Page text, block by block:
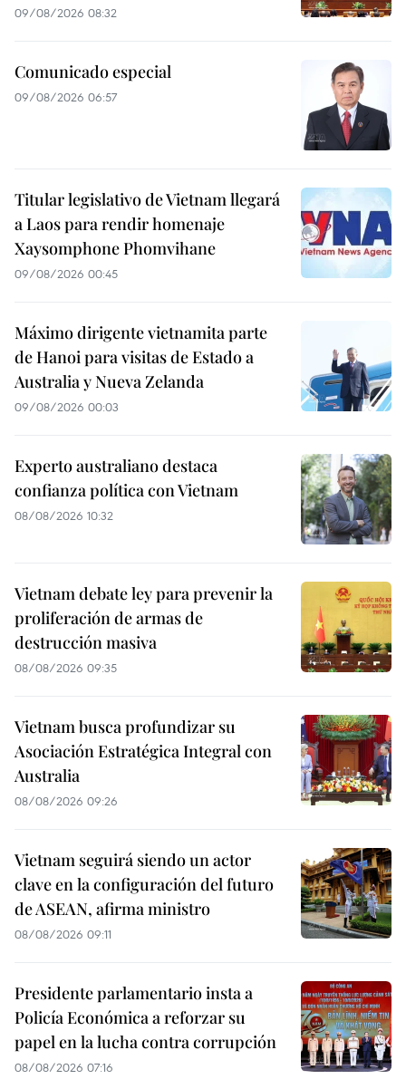
09/08/2026 08:32
Comunicado especial
09/08/2026 06:57
Titular legislativo de Vietnam llegará
a Laos para rendir homenaje
Xaysomphone Phomvihane
09/08/2026 00:45
Máximo dirigente vietnamita parte
de Hanoi para visitas de Estado a
Australia y Nueva Zelanda
09/08/2026 00:03
Experto australiano destaca
confianza política con Vietnam
08/08/2026 10:32
Vietnam debate ley para prevenir la
proliferación de armas de
destrucción masiva
08/08/2026 09:35
Vietnam busca profundizar su
Asociación Estratégica Integral con
Australia
08/08/2026 09:26
Vietnam seguirá siendo un actor
clave en la configuración del futuro
de ASEAN, afirma ministro
08/08/2026 09:11
Presidente parlamentario insta a
Policía Económica a reforzar su
papel en la lucha contra corrupción
08/08/2026 07:16